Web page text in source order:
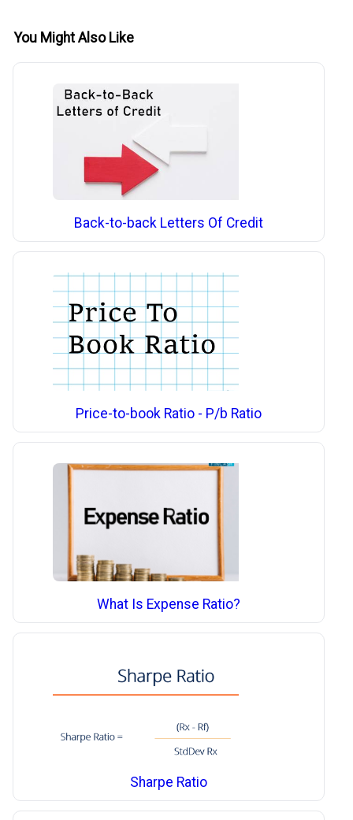
You Might Also Like
Back-to-back Letters Of Credit
Price-to-book Ratio - P/b Ratio
What Is Expense Ratio?
Sharpe Ratio